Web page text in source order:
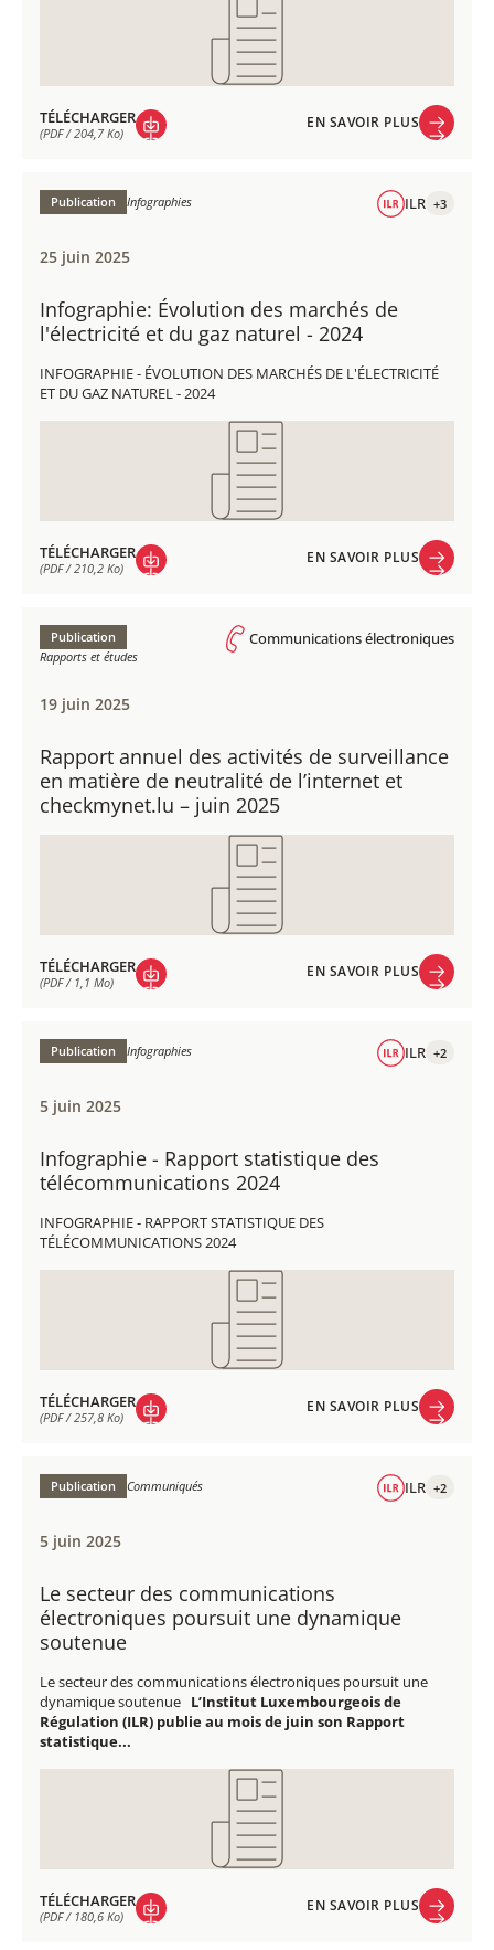
TÉLÉCHARGER
(PDF / 204,7 Ko)
(PDF / 204,7 Ko)
EN SAVOIR PLUS
Publication Infographies ILR +3
25 juin 2025
Infographie: Évolution des marchés de
l'électricité et du gaz naturel - 2024
INFOGRAPHIE - ÉVOLUTION DES MARCHÉS DE L'ÉLECTRICITÉ
ET DU GAZ NATUREL - 2024
TÉLÉCHARGER
(PDF / 210,2 Ko)
(PDF / 210,2 Ko)
EN SAVOIR PLUS
Publication
Rapports et études
Communications électroniques
19 juin 2025
Rapport annuel des activités de surveillance
en matière de neutralité de l’internet et
checkmynet.lu – juin 2025
TÉLÉCHARGER
(PDF / 1,1 Mo)
(PDF / 1,1 Mo)
EN SAVOIR PLUS
Publication Infographies ILR +2
5 juin 2025
Infographie - Rapport statistique des
télécommunications 2024
INFOGRAPHIE - RAPPORT STATISTIQUE DES
TÉLÉCOMMUNICATIONS 2024
TÉLÉCHARGER
(PDF / 257,8 Ko)
(PDF / 257,8 Ko)
EN SAVOIR PLUS
Publication Communiqués ILR +2
5 juin 2025
Le secteur des communications
électroniques poursuit une dynamique
soutenue
Le secteur des communications électroniques poursuit une
dynamique soutenue L’Institut Luxembourgeois de
Régulation (ILR) publie au mois de juin son Rapport
statistique...
TÉLÉCHARGER
(PDF / 180,6 Ko)
EN SAVOIR PLUS